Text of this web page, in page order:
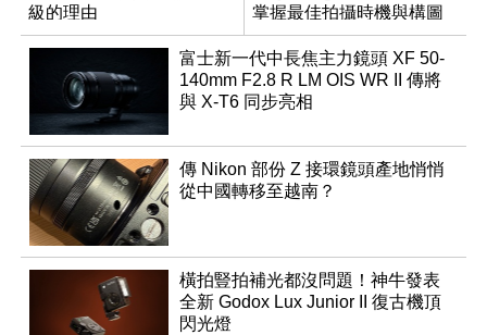
級的理由
掌握最佳拍攝時機與構圖
富士新一代中長焦主力鏡頭 XF 50-
140mm F2.8 R LM OIS WR II 傳將
與 X-T6 同步亮相
傳 Nikon 部份 Z 接環鏡頭產地悄悄
從中國轉移至越南？
橫拍豎拍補光都沒問題！神牛發表
全新 Godox Lux Junior II 復古機頂
閃光燈